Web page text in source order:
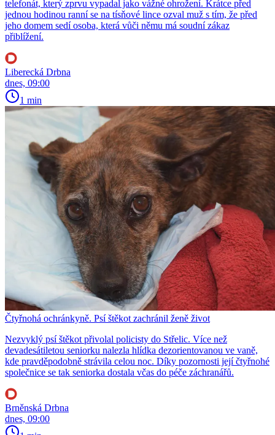
telefonát, který zprvu vypadal jako vážné ohrožení. Krátce před
jednou hodinou ranní se na tísňové lince ozval muž s tím, že před
jeho domem sedí osoba, která vůči němu má soudní zákaz
přiblížení.
Liberecká Drbna
dnes, 09:00
1 min
Čtyřnohá ochránkyně. Psí štěkot zachránil ženě život
Nezvyklý psí štěkot přivolal policisty do Střelic. Více než
devadesátiletou seniorku nalezla hlídka dezorientovanou ve vaně,
kde pravděpodobně strávila celou noc. Díky pozornosti její čtyřnohé
společnice se tak seniorka dostala včas do péče záchranářů.
Brněnská Drbna
dnes, 09:00